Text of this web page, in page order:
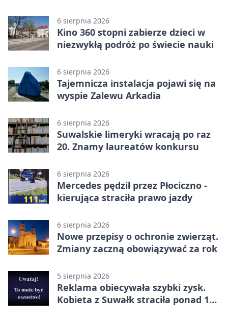
6 sierpnia 2026
Kino 360 stopni zabierze dzieci w
niezwykłą podróż po świecie nauki
6 sierpnia 2026
Tajemnicza instalacja pojawi się na
wyspie Zalewu Arkadia
6 sierpnia 2026
Suwalskie limeryki wracają po raz
20. Znamy laureatów konkursu
6 sierpnia 2026
Mercedes pędził przez Płociczno -
kierująca straciła prawo jazdy
6 sierpnia 2026
Nowe przepisy o ochronie zwierząt.
Zmiany zaczną obowiązywać za rok
5 sierpnia 2026
Reklama obiecywała szybki zysk.
Kobieta z Suwałk straciła ponad 190